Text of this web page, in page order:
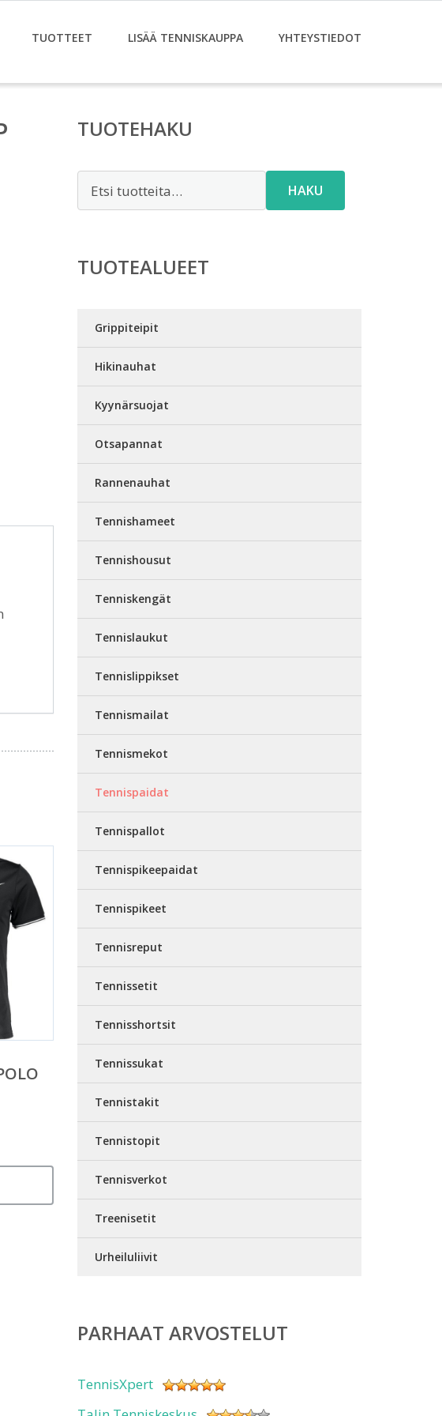
TUOTTEET LISÄÄ TENNISKAUPPA YHTEYSTIEDOT
TUOTEHAKU
HAKU
TUOTEALUEET
Grippiteipit
Hikinauhat
Kyynärsuojat
Otsapannat
Rannenauhat
Tennishameet
Tennishousut
Tenniskengät
Tennislaukut
Tennislippikset
Tennismailat
Tennismekot
Tennispaidat
Tennispallot
Tennispikeepaidat
Tennispikeet
Tennisreput
Tennissetit
Tennisshortsit
Tennissukat
Tennistakit
Tennistopit
Tennisverkot
Treenisetit
Urheiluliivit
PARHAAT ARVOSTELUT
TennisXpert